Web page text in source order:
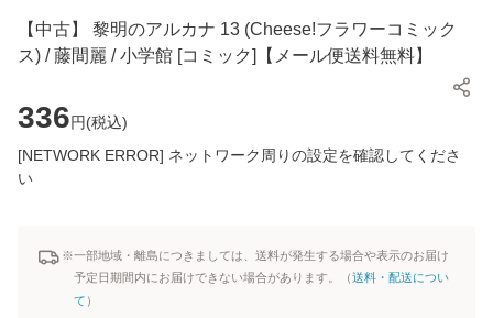
【中古】 黎明のアルカナ 13 (Cheese!フラワーコミック
ス) / 藤間麗 / 小学館 [コミック]【メール便送料無料】
336円(税込)
[NETWORK ERROR] ネットワーク周りの設定を確認してくださ
い
※一部地域・離島につきましては、送料が発生する場合や表示のお届け
予定日期間内にお届けできない場合があります。（送料・配送につい
て ）